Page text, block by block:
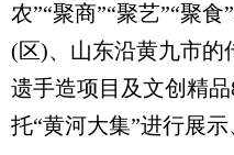
农”“聚商”“聚艺”“聚
(区)、山东沿黄九市的
遗手造项目及文创精
托“黄河大集”进行展示